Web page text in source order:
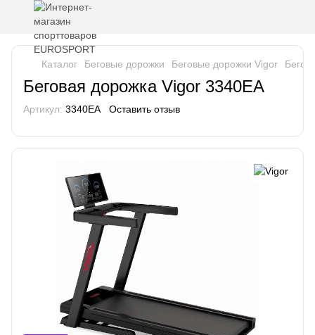
Каталог Беговые дорожки Беговые дорожки Vigor
Беговая дорожка Vigor 3340EA
Артикул: 3340EA Оставить отзыв